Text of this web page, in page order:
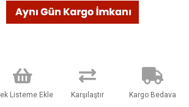
Listeme Ekle Karşılaştır Kargo Bedava